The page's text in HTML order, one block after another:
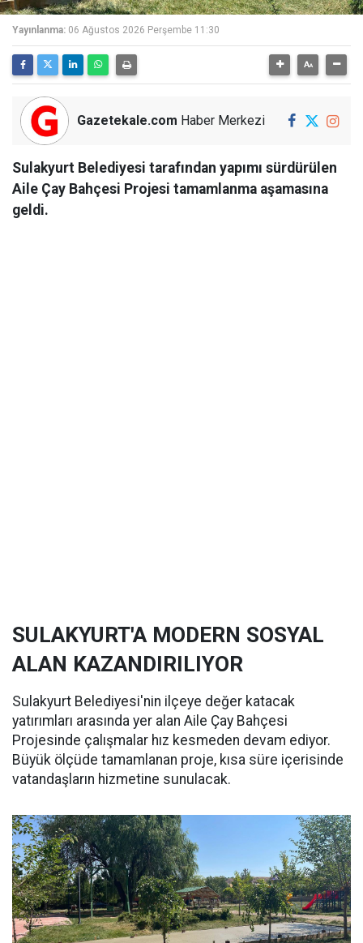
Yayınlanma: 06 Ağustos 2026 Perşembe 11:30
Gazetekale.com Haber Merkezi
Sulakyurt Belediyesi tarafından yapımı sürdürülen
Aile Çay Bahçesi Projesi tamamlanma aşamasına
geldi.
SULAKYURT'A MODERN SOSYAL
ALAN KAZANDIRILIYOR
Sulakyurt Belediyesi'nin ilçeye değer katacak
yatırımları arasında yer alan Aile Çay Bahçesi
Projesinde çalışmalar hız kesmeden devam ediyor.
Büyük ölçüde tamamlanan proje, kısa süre içerisinde
vatandaşların hizmetine sunulacak.